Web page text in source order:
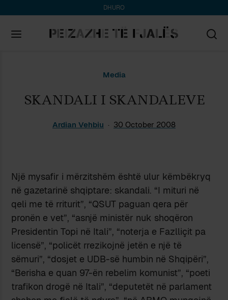
DHURO
Media
SKANDALI I SKANDALEVE
Ardian Vehbiu 30 October 2008
Një mysafir i mërzitshëm është ulur këmbëkryq
në gazetarinë shqiptare: skandali. “I mituri në
qeli me të rriturit”, “QSUT paguan qera për
pronën e vet”, “asnjë ministër nuk shoqëron
Presidentin Topi në Itali”, “noterja e Fazlliçit pa
licensë”, “policët rrezikojnë jetën e një të
sëmuri”, “dosjet e UDB-së humbin në Shqipëri”,
“Berisha e quan 97-ën rebelim komunist”, “poeti
trafikon drogë në Itali”, “deputetët në parlament